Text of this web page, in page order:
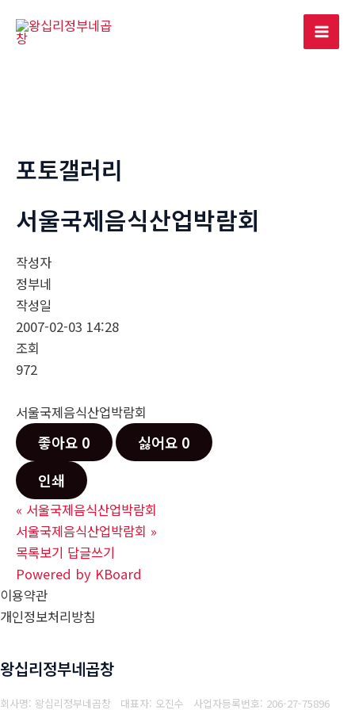
Main
포토갤러리
서울국제음식산업박람회
작성자
정부네
작성일
2007-02-03 14:28
조회
972
서울국제음식산업박람회
좋아요 0 싫어요 0
인쇄
« 서울국제음식산업박람회
서울국제음식산업박람회 »
목록보기 답글쓰기
Powered by KBoard
이용약관
개인정보처리방침
왕십리정부네곱창
회사명: 왕십리정부네곱창 대표자: 오진수 사업자등록번호: 206-27-75896